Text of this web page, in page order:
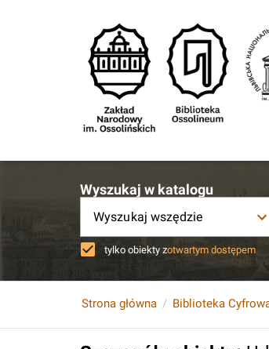
Wyszukaj w katalogu
Wyszukaj wszędzie
tylko obiekty zotwartym dostępem
Strona główna Biblioteka